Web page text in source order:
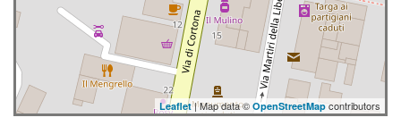
Leaflet| Map data © OpenStreetMap contributors